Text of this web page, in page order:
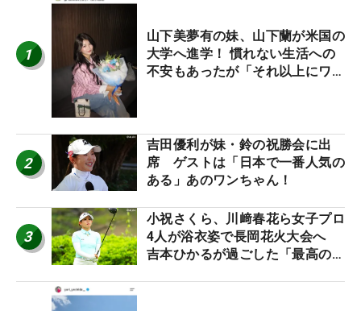
1
山下美夢有の妹、山下蘭が米国の
大学へ進学！ 慣れない生活への
不安もあったが「それ以上にワク
2
吉田優利が妹・鈴の祝勝会に出
席 ゲストは「日本で一番人気の
ある」あのワンちゃん！
3
小祝さくら、川﨑春花ら女子プロ
4人が浴衣姿で長岡花火大会へ
吉本ひかるが過ごした「最高の夏